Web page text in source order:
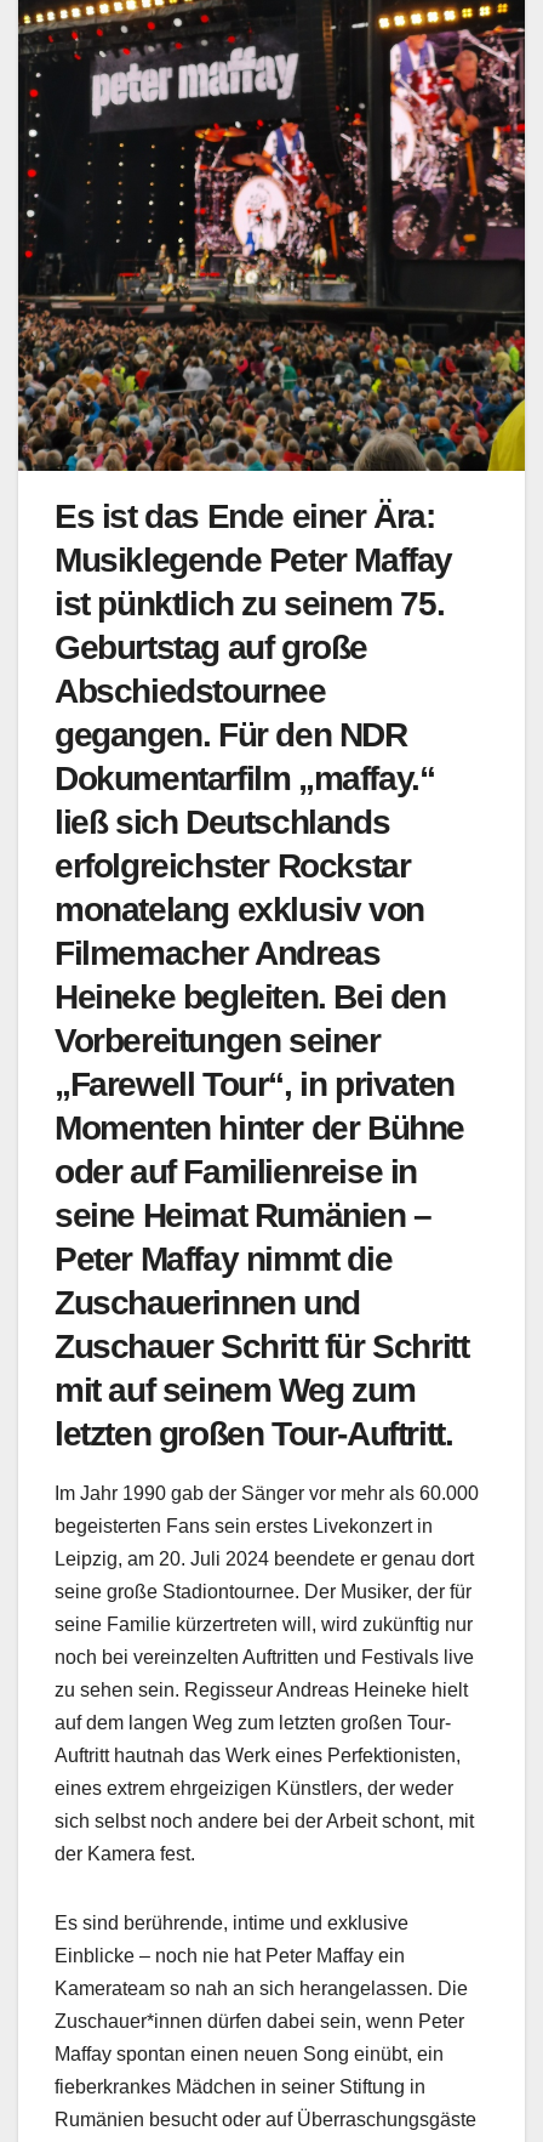
Es ist das Ende einer Ära:
Musiklegende Peter Maffay
ist pünktlich zu seinem 75.
Geburtstag auf große
Abschiedstournee
gegangen. Für den NDR
Dokumentarfilm „maffay.“
ließ sich Deutschlands
erfolgreichster Rockstar
monatelang exklusiv von
Filmemacher Andreas
Heineke begleiten. Bei den
Vorbereitungen seiner
„Farewell Tour“, in privaten
Momenten hinter der Bühne
oder auf Familienreise in
seine Heimat Rumänien –
Peter Maffay nimmt die
Zuschauerinnen und
Zuschauer Schritt für Schritt
mit auf seinem Weg zum
letzten großen Tour-Auftritt.
Im Jahr 1990 gab der Sänger vor mehr als 60.000
begeisterten Fans sein erstes Livekonzert in
Leipzig, am 20. Juli 2024 beendete er genau dort
seine große Stadiontournee. Der Musiker, der für
seine Familie kürzertreten will, wird zukünftig nur
noch bei vereinzelten Auftritten und Festivals live
zu sehen sein. Regisseur Andreas Heineke hielt
auf dem langen Weg zum letzten großen Tour-
Auftritt hautnah das Werk eines Perfektionisten,
eines extrem ehrgeizigen Künstlers, der weder
sich selbst noch andere bei der Arbeit schont, mit
der Kamera fest.
Es sind berührende, intime und exklusive
Einblicke – noch nie hat Peter Maffay ein
Kamerateam so nah an sich herangelassen. Die
Zuschauer*innen dürfen dabei sein, wenn Peter
Maffay spontan einen neuen Song einübt, ein
fieberkrankes Mädchen in seiner Stiftung in
Rumänien besucht oder auf Überraschungsgäste